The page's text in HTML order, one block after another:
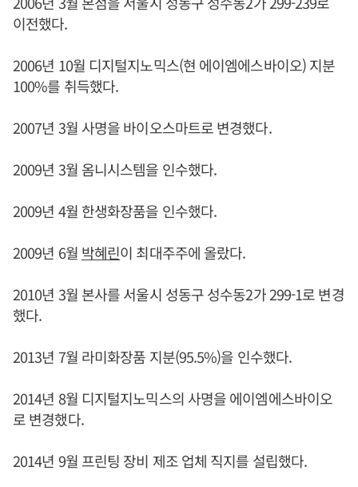
이전했다.
2006년 10월 디지털지노믹스(현 에이엠에스바이오) 지분
100%를 취득했다.
2007년 3월 사명을 바이오스마트로 변경했다.
2009년 3월 옴니시스템을 인수했다.
2009년 4월 한생화장품을 인수했다.
2009년 6월 박혜린이 최대주주에 올랐다.
2010년 3월 본사를 서울시 성동구 성수동2가 299-1로 변경
했다.
2013년 7월 라미화장품 지분(95.5%)을 인수했다.
2014년 8월 디지털지노믹스의 사명을 에이엠에스바이오
로 변경했다.
2014년 9월 프린팅 장비 제조 업체 직지를 설립했다.